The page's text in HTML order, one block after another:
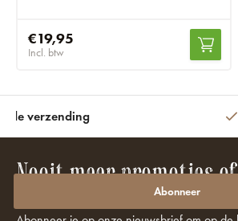
€19,95
Incl. btw
verzending
Nooit meer promoties
Abonneer